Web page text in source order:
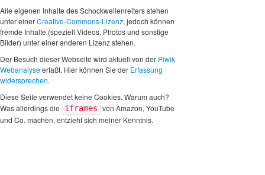
Alle eigenen Inhalte des Schockwellenreiters stehen
unter einerCreative-Commons-Lizenz, jedoch können
fremde Inhalte (speziell Videos, Photos und sonstige
Bilder) unter einer anderen Lizenz stehen.
Der Besuch dieser Webseite wird aktuell von der Piwik
Webanalyseerfaßt. Hier können Sie der Erfassung
widersprechen.
Diese Seite verwendet keine Cookies. Warum auch?
Was allerdings die
iframes von Amazon, YouTube
und Co. machen, entzieht sich meiner Kenntnis.